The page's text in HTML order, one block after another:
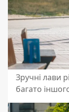
Зручні лави
багато